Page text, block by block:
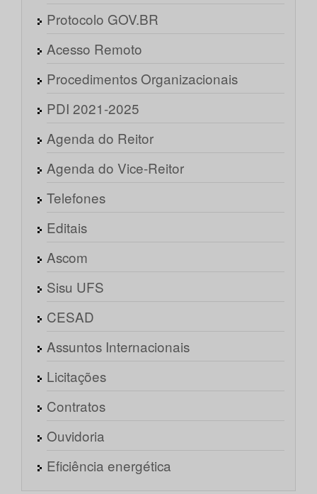
Protocolo GOV.BR
Acesso Remoto
Procedimentos Organizacionais
PDI 2021-2025
Agenda do Reitor
Agenda do Vice-Reitor
Telefones
Editais
Ascom
Sisu UFS
CESAD
Assuntos Internacionais
Licitações
Contratos
Ouvidoria
Eficiência energética